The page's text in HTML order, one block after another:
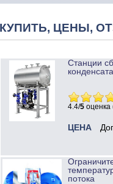
ЦЕНЫ,
Станции
конденсата
4.4/5 оценка
ЦЕНА
потока